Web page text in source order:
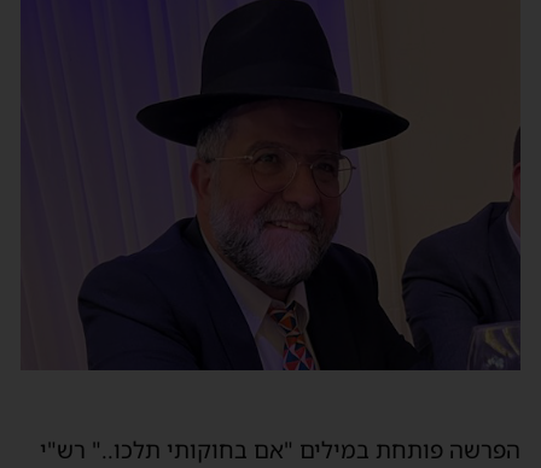
הפרשה פותחת במילים "אם בחוקותי תלכו.." רש"י